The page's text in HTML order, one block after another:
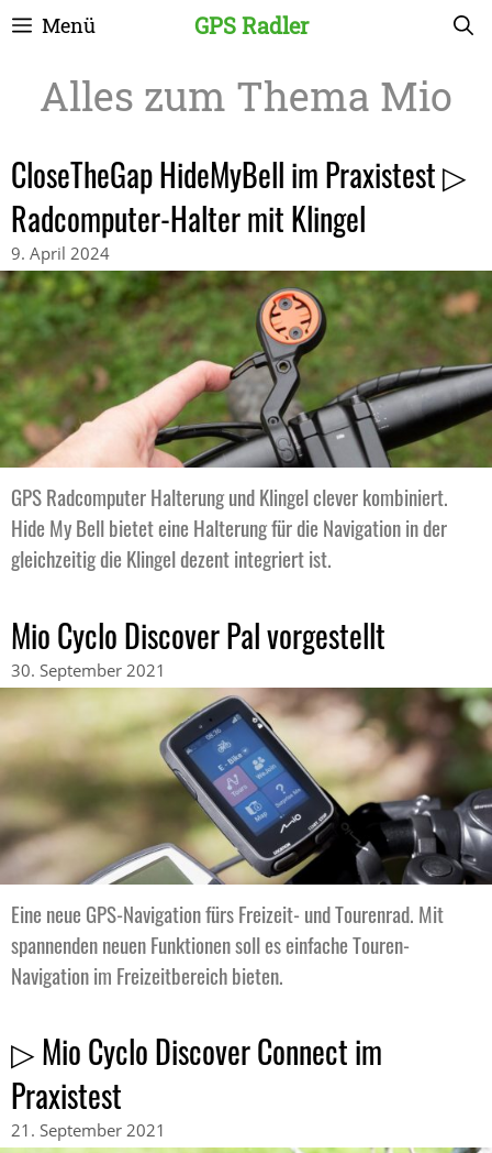
Zum
springen
GPS Radler
Menü
Mio
CloseTheGap HideMyBell im Praxistest ▷
Radcomputer-Halter mit Klingel
9. April 2024
GPS Radcomputer Halterung und Klingel clever kombiniert.
Hide My Bell bietet eine Halterung für die Navigation in der
gleichzeitig die Klingel dezent integriert ist.
Mio Cyclo Discover Pal vorgestellt
30. September 2021
Eine neue GPS-Navigation fürs Freizeit- und Tourenrad. Mit
spannenden neuen Funktionen soll es einfache Touren-
Navigation im Freizeitbereich bieten.
▷ Mio Cyclo Discover Connect im
Praxistest
21. September 2021